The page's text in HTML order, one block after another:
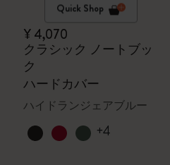
Quick Shop
¥ 4,070
クラシック ノートブッ
ク
ハードカバー
ハイドランジェアブルー
+4